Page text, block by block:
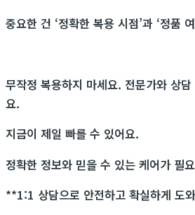
중요한 건 ‘정확한 복용 시점’과 ‘정품
무작정 복용하지 마세요. 전문가와 상
요.
지금이 제일 빠를 수 있어요.
정확한 정보와 믿을 수 있는 케어가 필
**1:1 상담으로 안전하고 확실하게 도